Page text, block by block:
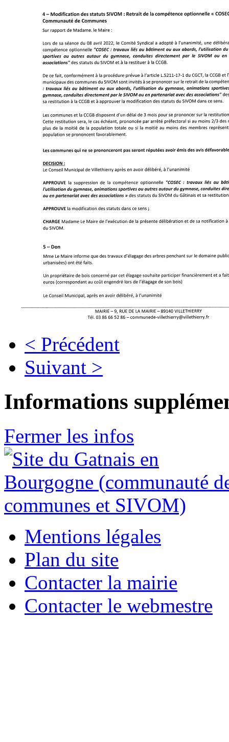
< Précédent
Suivant >
Informations
Fermer les infos
Mentions légales
Plan du site
Contacter la mairie
Contacter le webmestre